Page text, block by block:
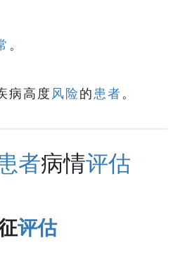
。
病高度 风险的患者。
者病情评估
评估